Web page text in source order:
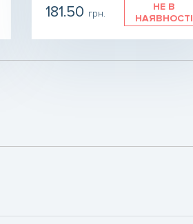
181.50 грн.
НЕ В
НАЯВНОСТІ